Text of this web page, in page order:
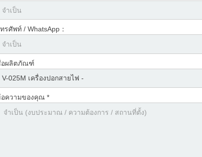
รศัพท์ / WhatsApp：
อผลิตภัณฑ์
ความของคุณ *